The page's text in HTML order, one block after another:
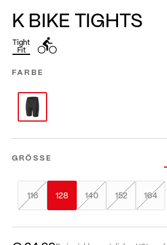
K BIKE TIGHTS
Tight
Fit
FARBE
GRÖSSE
116 128 140 152 164